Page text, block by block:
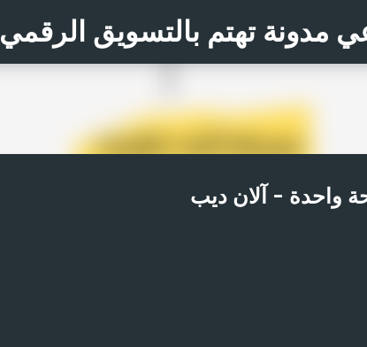
التخطي إلى المحتوى الرئيسي
مدونة تهتم بالتسويق الرقمي
- آلان ديب